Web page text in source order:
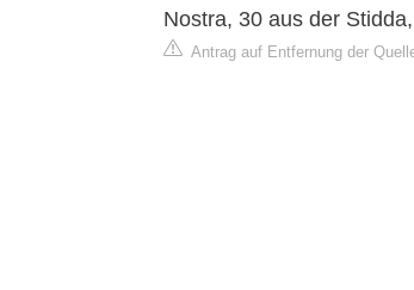
Nostra, 30 aus der
Antrag auf Entfernung der